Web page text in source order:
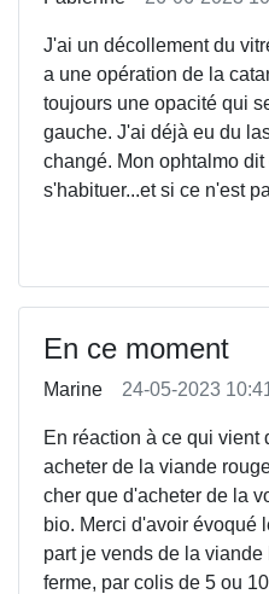
J'ai un décollement du
a une opération de la
toujours une opacité qui
gauche. J'ai déjà eu du
changé. Mon ophtalmo
s'habituer...et si ce n'est
En ce moment
Marine 24-05-2023
En réaction à ce qui vient
acheter de la viande
cher que d'acheter de la
bio. Merci d'avoir évoqué
part je vends de la
ferme, par colis de 5 ou